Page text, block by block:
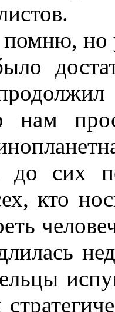
но
сих
кто